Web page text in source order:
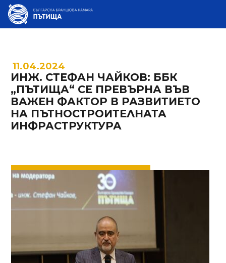
11.04.2024
ИНЖ. СТЕФАН ЧАЙКОВ: ББК
„ПЪТИЩА“ СЕ ПРЕВЪРНА ВЪВ
ВАЖЕН ФАКТОР В РАЗВИТИЕТО
НА ПЪТНОСТРОИТЕЛНАТА
ИНФРАСТРУКТУРА